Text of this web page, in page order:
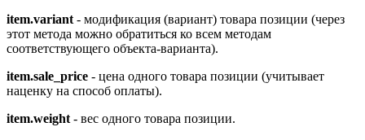
item.variant- модификация (вариант) товара позиции (через
этот метода можно обратиться ко всем методам
соответствующего объекта-варианта).
item.sale_price - цена одного товара позиции (учитывает
наценку на способ оплаты).
item.weight- вес одного товара позиции.